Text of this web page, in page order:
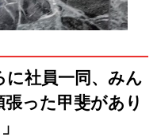
に社員一同、みん
った甲斐があり